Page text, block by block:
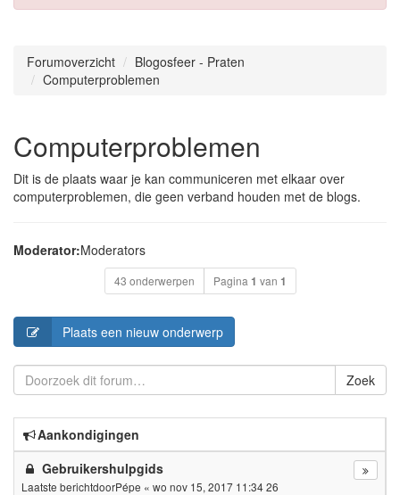
Forumoverzicht
Blogosfeer - Praten
Computerproblemen
Computerproblemen
Dit is de plaats waar je kan communiceren met elkaar over
computerproblemen, die geen verband houden met de blogs.
Moderator:Moderators
43 onderwerpen Pagina 1 van 1
Plaats een nieuw onderwerp
Zoek
Aankondigingen
Gebruikershulpgids
Laatste berichtdoorPépe « wo nov 15, 2017 11:34 26